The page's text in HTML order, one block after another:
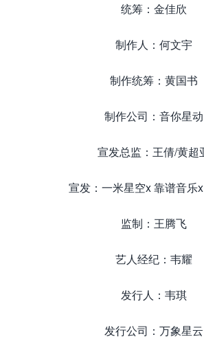
统筹：金佳欣
制作人：何文宇
制作统筹：黄国书
制作公司：音你星动
宣发总监：王倩/黄超
宣发：一米星空x 靠谱音乐
监制：王腾飞
艺人经纪：韦耀
发行人：韦琪
发行公司：万象星云